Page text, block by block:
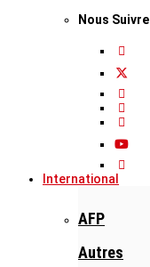
Nous Suivre
International
AFP
Autres